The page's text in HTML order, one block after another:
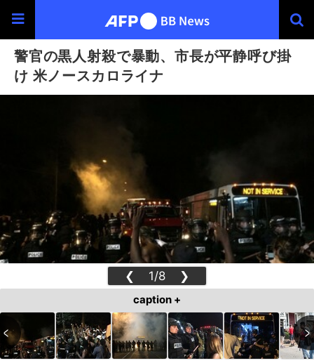
警官の黒人射殺で暴動、市長が平静呼び掛
け 米ノースカロライナ
❮ 1/8 ❯
caption +